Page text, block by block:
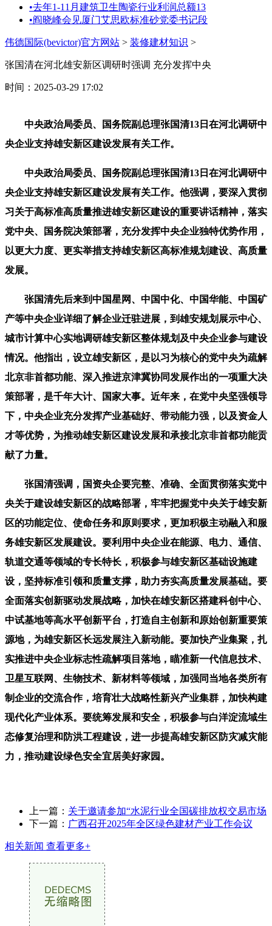
•去年1-11月建筑卫生陶瓷行业利润总额13
•阎晓峰会见厦门艾思欧标准砂党委书记段
伟德国际(bevictor)官方网站 > 装修建材知识 >
张国清在河北雄安新区调研时强调 充分发挥中央
时间：2025-03-29 17:02
中央政治局委员、国务院副总理张国清13日在河北调研中
央企业支持雄安新区建设发展有关工作。
中央政治局委员、国务院副总理张国清13日在河北调研中
央企业支持雄安新区建设发展有关工作。他强调，要深入贯彻
习关于高标准高质量推进雄安新区建设的重要讲话精神，落实
党中央、国务院决策部署，充分发挥中央企业独特优势作用，
以更大力度、更实举措支持雄安新区高标准规划建设、高质量
发展。
张国清先后来到中国星网、中国中化、中国华能、中国矿
产等中央企业详细了解企业迁驻进展，到雄安规划展示中心、
城市计算中心实地调研雄安新区整体规划及中央企业参与建设
情况。他指出，设立雄安新区，是以习为核心的党中央为疏解
北京非首都功能、深入推进京津冀协同发展作出的一项重大决
策部署，是千年大计、国家大事。近年来，在党中央坚强领导
下，中央企业充分发挥产业基础好、带动能力强，以及资金人
才等优势，为推动雄安新区建设发展和承接北京非首都功能贡
献了力量。
张国清强调，国资央企要完整、准确、全面贯彻落实党中
央关于建设雄安新区的战略部署，牢牢把握党中央关于雄安新
区的功能定位、使命任务和原则要求，更加积极主动融入和服
务雄安新区发展建设。要利用中央企业在能源、电力、通信、
轨道交通等领域的专长特长，积极参与雄安新区基础设施建
设，坚持标准引领和质量支撑，助力夯实高质量发展基础。要
全面落实创新驱动发展战略，加快在雄安新区搭建科创中心、
中试基地等高水平创新平台，打造自主创新和原始创新重要策
源地，为雄安新区长远发展注入新动能。要加快产业集聚，扎
实推进中央企业标志性疏解项目落地，瞄准新一代信息技术、
卫星互联网、生物技术、新材料等领域，加强同当地各类所有
制企业的交流合作，培育壮大战略性新兴产业集群，加快构建
现代化产业体系。要统筹发展和安全，积极参与白洋淀流域生
态修复治理和防洪工程建设，进一步提高雄安新区防灾减灾能
力，推动建设绿色安全宜居美好家园。
上一篇： 关于邀请参加“水泥行业全国碳排放权交易市场
下一篇： 广西召开2025年全区绿色建材产业工作会议
相关新闻 查看更多+